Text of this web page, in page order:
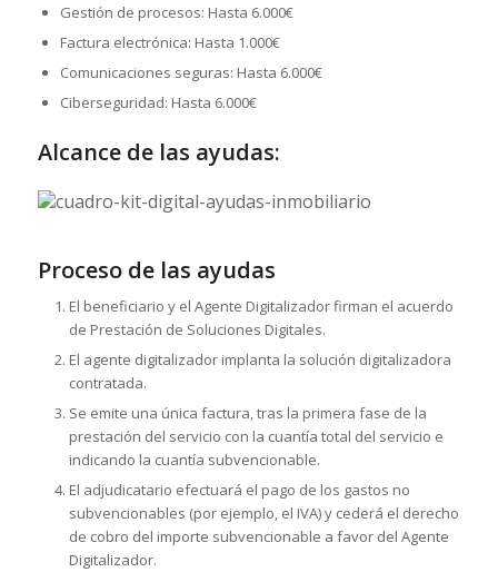
Gestión de procesos: Hasta 6.000€
Factura electrónica: Hasta 1.000€
Comunicaciones seguras: Hasta 6.000€
Ciberseguridad: Hasta 6.000€
Alcance de las ayudas:
Proceso de las ayudas
El beneficiario y el Agente Digitalizador firman el acuerdo
de Prestación de Soluciones Digitales.
El agente digitalizador implanta la solución digitalizadora
contratada.
Se emite una única factura, tras la primera fase de la
prestación del servicio con la cuantía total del servicio e
indicando la cuantía subvencionable.
El adjudicatario efectuará el pago de los gastos no
subvencionables (por ejemplo, el IVA) y cederá el derecho
de cobro del importe subvencionable a favor del Agente
Digitalizador.